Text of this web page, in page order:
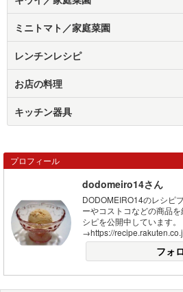
ミニトマト／家庭菜園
レンチンレシピ
お店の料理
キッチン器具
プロフィール
dodomeiro14さん
DODOMEIRO14のレシピ
ーやコストコなどの商品
シピを公開中しています。
→https://
フォ